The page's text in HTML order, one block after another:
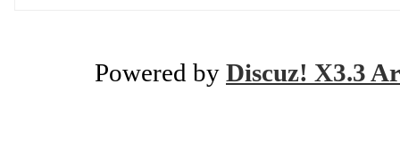
Powered by Discuz! X3.3